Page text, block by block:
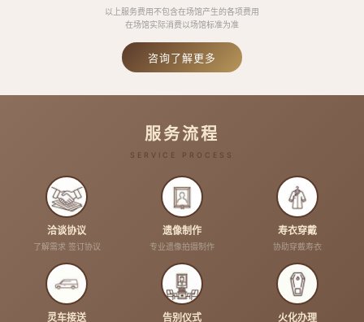
以上服务费用不包含在场馆产生的各项费用
在场馆实际消费以场馆标准为准
咨询了解更多
服务流程
SERVICE PROCESS
洽谈协议
了解需求 签订协议
遗像制作
专业遗像拍摄制作
寿衣穿戴
协助穿戴寿衣
灵车接送 告别仪式 火化办理